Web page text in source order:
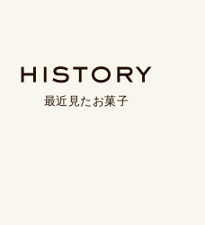
最近見たお菓子